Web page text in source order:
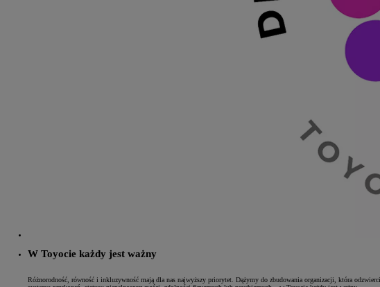
Od
81 900 zł
W Toyocie każdy jest ważny
Różnorodność, równość i inkluzywność mają dla nas najwyższy priorytet. Dążymy do zbudowania organizacji, która